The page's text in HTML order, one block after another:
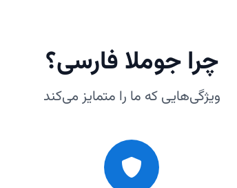
چرا جوملا فارسی؟
ویژگی‌هایی که ما را متمایز می‌کند